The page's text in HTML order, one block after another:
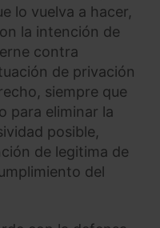
lo vuelva a hacer,
la intención de
contra
de privación
siempre que
para eliminar la
posible,
de legitima de
del